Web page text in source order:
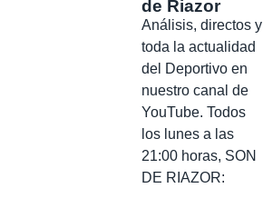
de Riazor
Análisis, directos y
toda la actualidad
del Deportivo en
nuestro canal de
YouTube. Todos
los lunes a las
21:00 horas, SON
DE RIAZOR: